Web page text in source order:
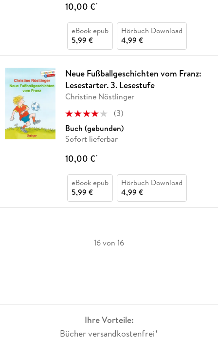
10,00 €*
eBook epub
5,99 €
Hörbuch Download
4,99 €
Neue Fußballgeschichten vom Franz:
Lesestarter. 3. Lesestufe
Christine Nöstlinger
(3)
Buch (gebunden)
Sofort lieferbar
10,00 €*
eBook epub
5,99 €
Hörbuch Download
4,99 €
16 von 16
Ihre Vorteile:
Bücher versandkostenfrei*